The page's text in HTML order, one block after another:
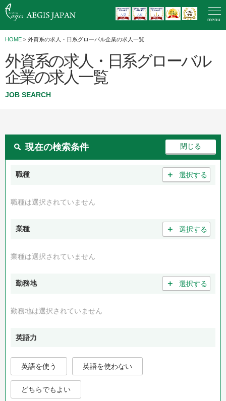
menu
HOME > 外資系の求人・日系グローバル企業の求人一覧
外資系の求人・日系グローバル
企業の求人一覧
JOB SEARCH
現在の検索条件
職種 ＋ 選択する
職種は選択されていません
業種 ＋ 選択する
業種は選択されていません
勤務地 ＋ 選択する
勤務地は選択されていません
英語力
英語を使う 英語を使わない
どちらでもよい